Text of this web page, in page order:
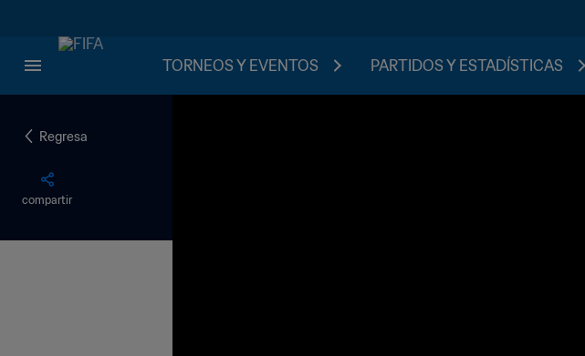
TORNEOS Y EVENTOS PARTIDOS Y ESTADÍSTICAS
Regresa
compartir